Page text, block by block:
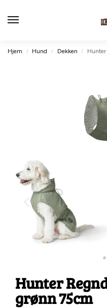
Hjem / Hund / Dekken /
Hunter
grønn 75cm